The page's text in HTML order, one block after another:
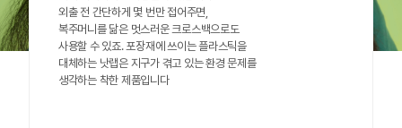
외출 전 간단하게 몇 번만 접어주면,
복주머니를 닮은 멋스러운 크로스백으로도
사용할 수 있죠. 포장재에 쓰이는 플라스틱을
대체하는 낫랩은 지구가 겪고 있는 환경 문제를
생각하는 착한 제품입니다